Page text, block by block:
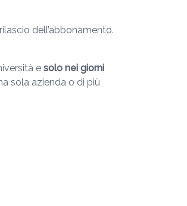
dell’abbonamento.
e solo nei giorni
sola azienda o di più